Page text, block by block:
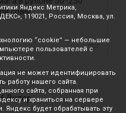
совы
Вилор
Яндекс Метрика,
119021, Россия, Москва, ул.
“cookie” — небольшие
пользователей с
не может идентифицировать
работу нашего сайта.
сайта, собранная при
и храниться на сервере
будет обрабатывать эту